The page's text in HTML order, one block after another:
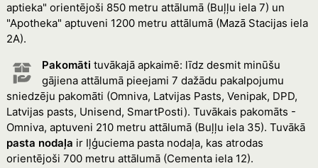
aptieka" orientējoši 850 metru attālumā (Buļļu iela 7) un
"Apotheka" aptuveni 1200 metru attālumā (Mazā Stacijas iela
2A).
Pakomāti tuvākajā apkaimē: līdz desmit minūšu
gājiena attālumā pieejami 7 dažādu pakalpojumu
sniedzēju pakomāti (Omniva, Latvijas Pasts, Venipak, DPD,
Latvijas pasts, Unisend, SmartPosti). Tuvākais pakomāts -
Omniva, aptuveni 210 metru attālumā (Buļļu iela 35). Tuvākā
pasta nodaļa ir Iļģuciema pasta nodaļa, kas atrodas
orientējoši 700 metru attālumā (Cementa iela 12).